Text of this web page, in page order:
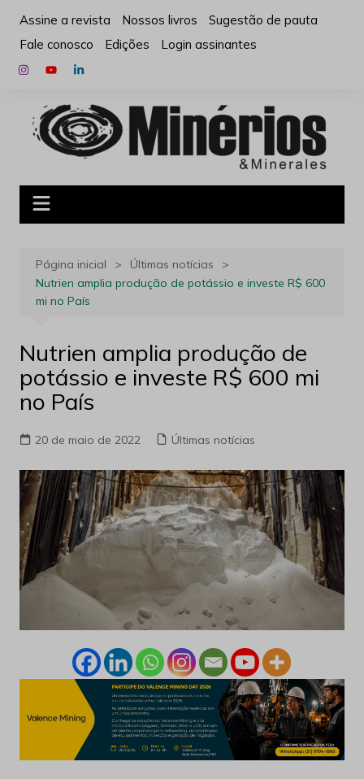
para
conteúdo
Assine a revista Nossos livros
Sugestão de pauta
Fale conosco
Edições Login assinantes
Página inicial
Últimas notícias
Nutrien amplia produção de potássio e investe R$ 600
mi no País
Nutrien amplia produção de
potássio e investe R$ 600 mi
no País
20 de maio de 2022 Últimas notícias